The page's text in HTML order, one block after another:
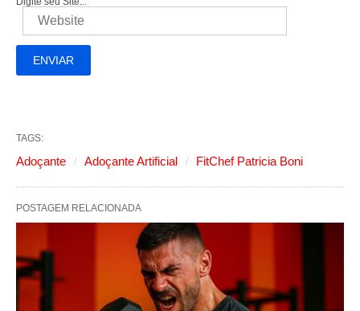
TAGS:
Adoçante Adoçante Artificial FitChef Patricia Boni
POSTAGEM RELACIONADA